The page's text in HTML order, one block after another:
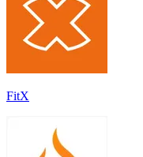
FitX